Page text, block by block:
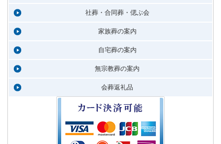
社葬・合同葬・偲ぶ会
家族葬の案内
自宅葬の案内
無宗教葬の案内
会葬返礼品